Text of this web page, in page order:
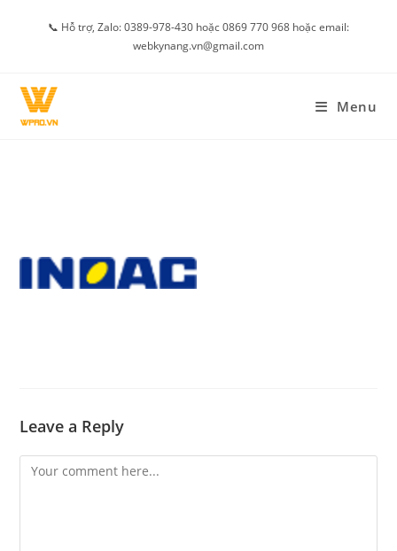
📞 Hỗ trợ, Zalo: 0389-978-430 hoặc 0869 770 968 hoặc email:
webkynang.vn@gmail.com
Menu
Leave a Reply
Comment